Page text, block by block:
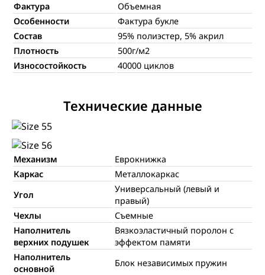
Фактура
Объемная
Особенности
Фактура букле
Состав
95% полиэстер, 5% акрил
Плотность
500г/м2
Износостойкость
40000 циклов
Технические данные
Механизм
Еврокнижка
Каркас
Металлокаркас
Угол
Универсальный (левый и
правый)
Чехлы
Съемные
Наполнитель
верхних подушек
Вязкоэластичный поролон с
эффектом памяти
Наполнитель
основной
Блок независимых пружин